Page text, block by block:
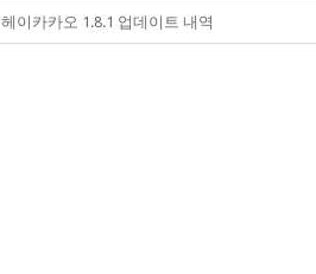
헤이카카오 1.8.1 업데이트 내역